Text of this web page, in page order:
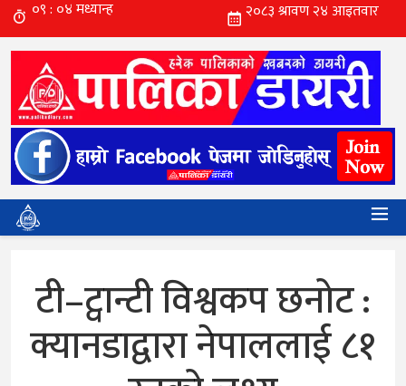
टी–ट्वान्टी विश्वकप छनोट :
क्यानडाद्वारा नेपाललाई ८१